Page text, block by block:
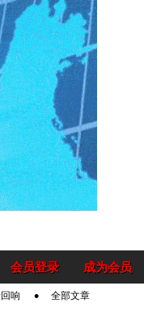
成为会员
会员登录
响 全部文章